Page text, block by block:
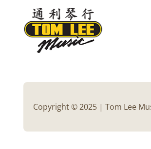
Copyright © 2025 | Tom Lee